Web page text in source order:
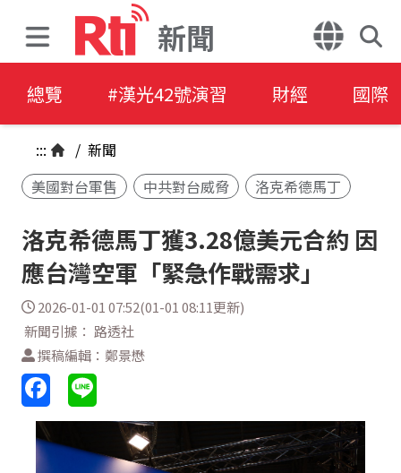
新聞
總覽 #漢光42號演習 財經 國際
::: / 新聞
美國對台軍售
中共對台威脅 洛克希德馬丁
洛克希德馬丁獲3.28億美元合約 因
應台灣空軍「緊急作戰需求」
2026-01-01 07:52(01-01 08:11更新)
新聞引據： 路透社
撰稿編輯：鄭景懋